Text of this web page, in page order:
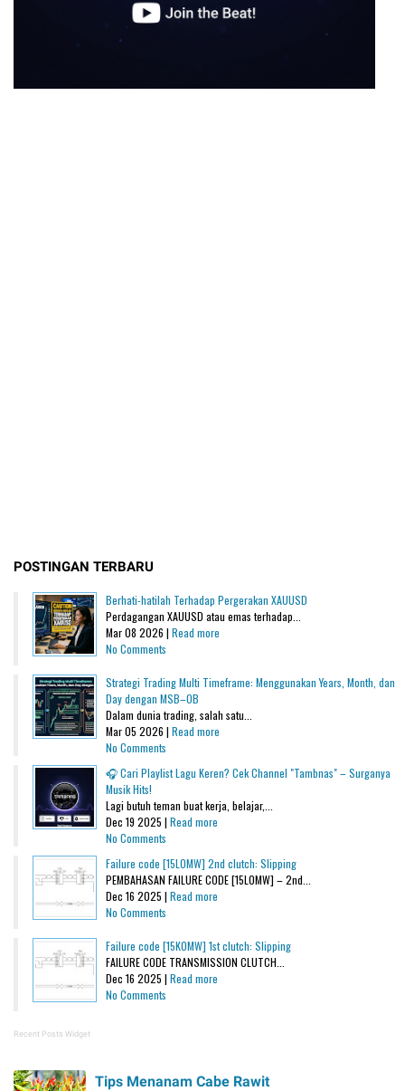
POSTINGAN TERBARU
Berhati-hatilah Terhadap Pergerakan XAUUSD
Perdagangan XAUUSD atau emas terhadap...
Mar 08 2026 | Read more
No Comments
Strategi Trading Multi Timeframe: Menggunakan Years, Month, dan
Day dengan MSB–OB
Dalam dunia trading, salah satu...
Mar 05 2026 | Read more
No Comments
🎧 Cari Playlist Lagu Keren? Cek Channel "Tambnas" – Surganya
Musik Hits!
Lagi butuh teman buat kerja, belajar,...
Dec 19 2025 | Read more
No Comments
Failure code [15L0MW] 2nd clutch: Slipping
PEMBAHASAN FAILURE CODE [15L0MW] – 2nd...
Dec 16 2025 | Read more
No Comments
Failure code [15K0MW] 1st clutch: Slipping
FAILURE CODE TRANSMISSION CLUTCH...
Dec 16 2025 | Read more
No Comments
Recent Posts Widget
Tips Menanam Cabe Rawit